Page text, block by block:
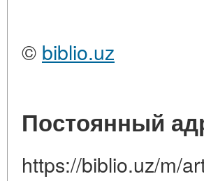
© biblio.uz
Постоянный
https://biblio.uz/m/